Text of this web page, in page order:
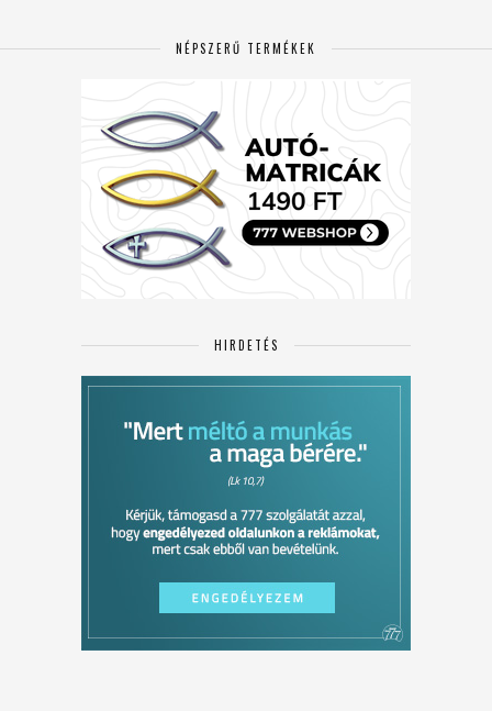
NÉPSZERŰ TERMÉKEK
HIRDETÉS